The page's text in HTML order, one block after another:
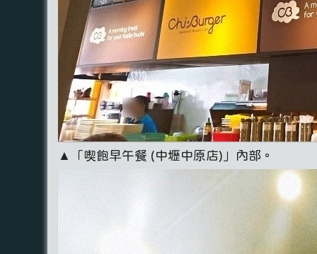
▲「喫飽早午餐 (中壢中原店)」內部。